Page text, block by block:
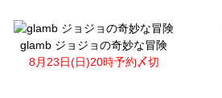
glamb ジョジョの奇妙な冒険
8月23日(日)20時予約〆切